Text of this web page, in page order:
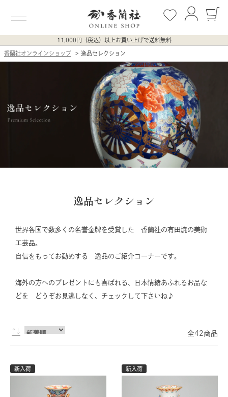
11,000円（税込）以上お買い上げで送料無料
香蘭社オンラインショップ 逸品セレクション
逸品セレクション
世界各国で数多くの名誉金牌を受賞した 香蘭社の有田焼の美術
工芸品。
自信をもってお勧めする 逸品のご紹介コーナーです。
海外の方へのプレゼントにも喜ばれる、日本情緒あふれるお品な
どを どうぞお見逃しなく、チェックして下さいね♪
全42商品
新入荷 新入荷